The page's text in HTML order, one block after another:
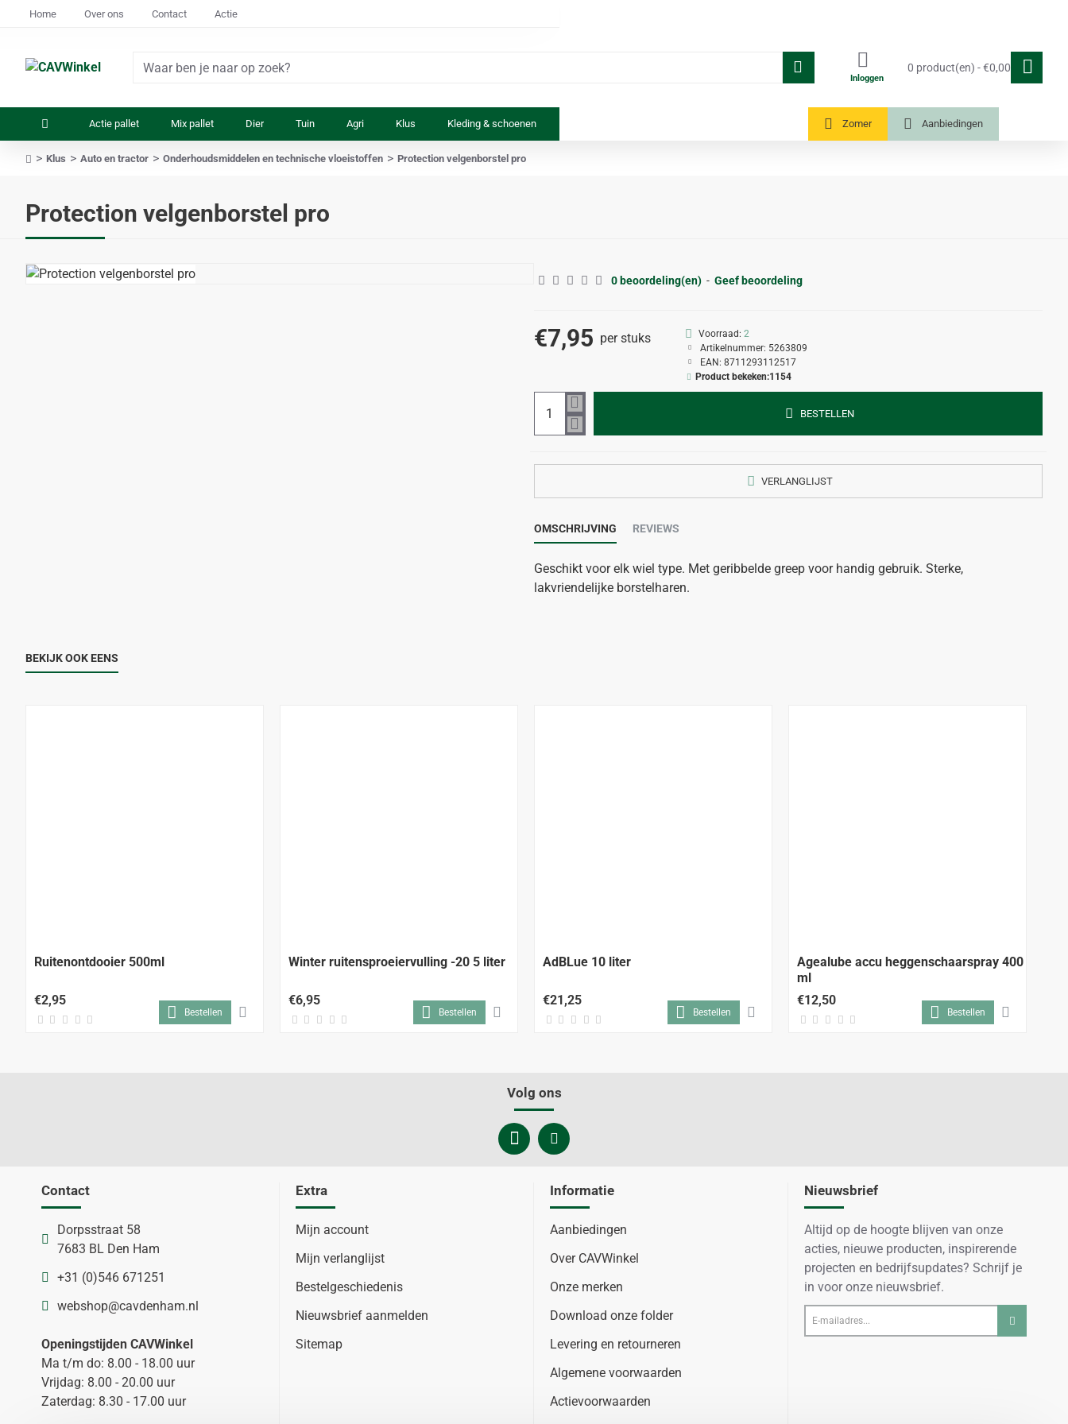
Home Over ons Contact Actie
Waar
op
Inloggen
0 product(en) - €0,00
Actie pallet Mix pallet Dier Tuin Agri Klus Kleding & schoenen Zomer Aanbiedingen
Protection velgenborstel pro
Klus Auto en tractor Onderhoudsmiddelen en technische vloeistoffen Protection velgenborstel pro
0 beoordeling(en) - Geef beoordeling
€7,95 per stuks Voorraad: 2
Artikelnummer: 5263809
EAN: 8711293112517
Product bekeken:1154
BESTELLEN
VERLANGLIJST
OMSCHRIJVING REVIEWS
Geschikt voor elk wiel type. Met geribbelde greep voor handig gebruik. Sterke,
lakvriendelijke borstelharen.
BEKIJK OOK EENS
Ruitenontdooier 500ml
€2,95
Bestellen
Winter ruitensproeiervulling -20 5 liter
€6,95
Bestellen ALLEEN AFHALEN
AdBLue 10 liter
€21,25
Bestellen
Agealube accu heggenschaarspray 400
ml
€12,50
Bestellen
Volg ons
Contact
Dorpsstraat 58
7683 BL Den Ham
+31 (0)546 671251
webshop@cavdenham.nl
Openingstijden CAVWinkel
Ma t/m do: 8.00 - 18.00 uur
Vrijdag: 8.00 - 20.00 uur
Zaterdag: 8.30 - 17.00 uur
Extra
Mijn account
Mijn verlanglijst
Bestelgeschiedenis
Nieuwsbrief aanmelden
Sitemap
Informatie
Aanbiedingen
Over CAVWinkel
Onze merken
Download onze folder
Levering en retourneren
Algemene voorwaarden
Actievoorwaarden
Nieuwsbrief
Altijd op de hoogte blijven van onze
acties, nieuwe producten, inspirerende
projecten en bedrijfsupdates? Schrijf je
in voor onze nieuwsbrief.
E-
mailadres...